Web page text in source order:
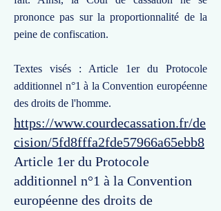
prononce pas sur la proportionnalité de la
peine de confiscation.
Textes visés : Article 1er du Protocole
additionnel n°1 à la Convention européenne
des droits de l'homme.
https://www.courdecassation.fr/de
cision/5fd8fffa2fde57966a65ebb8
Article 1er du Protocole
additionnel n°1 à la Convention
européenne des droits de